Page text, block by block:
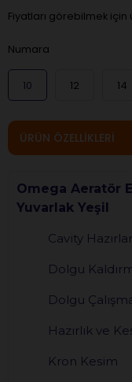
Fiyatları görebilmek için
Numara
10 12 14
ÜRÜN ÖZELLIKLERI
Omega Aeratör
Yuvarlak Yeşil
Cavity
Dolgu
Dolgu
Hazırlık ve
Kron Kesim